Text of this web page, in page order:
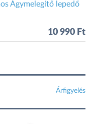
Ágymelegítő lepedő
10 990 Ft
Árfigyelés